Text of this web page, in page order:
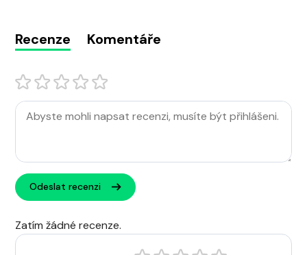
Recenze Komentáře
Odeslat recenzi
Zatím žádné recenze.